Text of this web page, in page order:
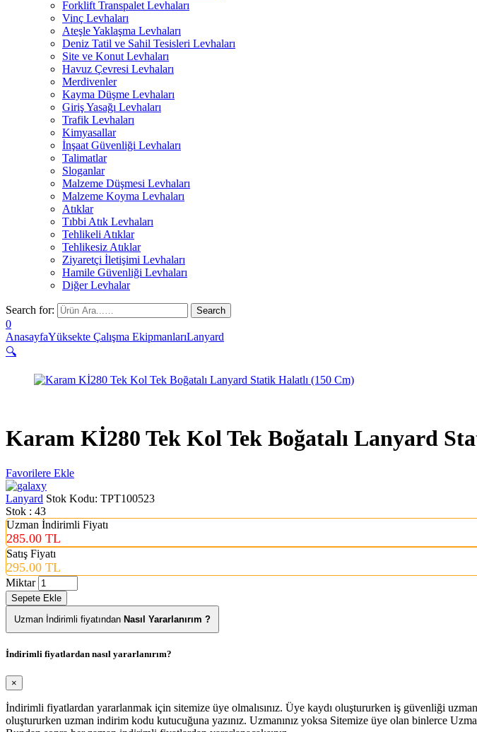
Forklift Transpalet Levhaları
Vinç Levhaları
Ateşle Yaklaşma Levhaları
Deniz Tatil ve Sahil Tesisleri Levhaları
Site ve Konut Levhaları
Havuz Çevresi Levhaları
Merdivenler
Kayma Düşme Levhaları
Giriş Yasağı Levhaları
Trafik Levhaları
Kimyasallar
İnşaat Güvenliği Levhaları
Talimatlar
Sloganlar
Malzeme Düşmesi Levhaları
Malzeme Koyma Levhaları
Atıklar
Tıbbi Atık Levhaları
Tehlikeli Atıklar
Tehlikesiz Atıklar
Ziyaretçi İletişimi Levhaları
Hamile Güvenliği Levhaları
Diğer Levhalar
Search for:
0
AnasayfaYüksekte Çalışma EkipmanlarıLanyard
🔍
Karam Kİ280 Tek Kol Tek Boğatalı Lanyard
Favorilere Ekle
Lanyard Stok Kodu: TPT100523
Stok : 43
Uzman İndirimli Fiyatı
285.00 TL
Satış Fiyatı
295.00 TL
Miktar
Sepete Ekle
Uzman İndirimli fiyatından Nasıl Yararlanırım ?
İndirimli fiyatlardan nasıl yararlanırım?
×
İndirimli fiyatlardan yararlanmak için sitemize üye olmalısınız. Üye kaydı oluştururken iş güvenliği
oluştururken uzman indirim kodu kutucuğuna yazınız. Uzmanınız yoksa Sitemize üye olan binlerce